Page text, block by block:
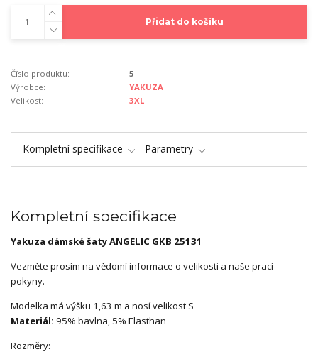
Přidat do košíku
Číslo produktu:
5
Výrobce:
YAKUZA
Velikost:
3XL
Kompletní specifikace Parametry
Kompletní specifikace
Yakuza dámské šaty ANGELIC GKB 25131
Vezměte prosím na vědomí informace o velikosti a naše prací
pokyny.
Modelka má výšku 1,63 m a nosí velikost S
Materiál: 95% bavlna, 5% Elasthan
Rozměry: